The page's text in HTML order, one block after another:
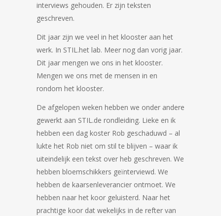
interviews gehouden. Er zijn teksten
geschreven.
Dit jaar zijn we veel in het klooster aan het
werk. In STIL.het lab. Meer nog dan vorig jaar.
Dit jaar mengen we ons in het klooster.
Mengen we ons met de mensen in en
rondom het klooster.
De afgelopen weken hebben we onder andere
gewerkt aan STIL.de rondleiding. Lieke en ik
hebben een dag koster Rob geschaduwd – al
lukte het Rob niet om stil te blijven – waar ik
uiteindelijk een tekst over heb geschreven. We
hebben bloemschikkers geïnterviewd. We
hebben de kaarsenleverancier ontmoet. We
hebben naar het koor geluisterd. Naar het
prachtige koor dat wekelijks in de refter van